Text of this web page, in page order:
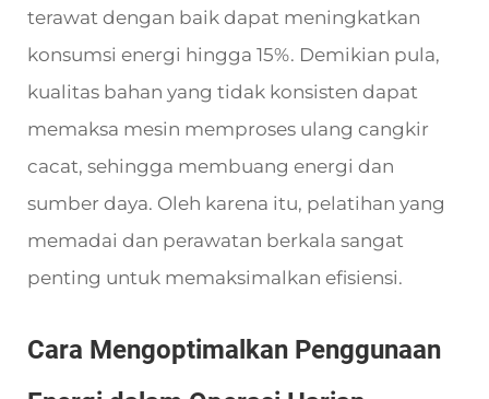
terawat dengan baik dapat meningkatkan
konsumsi energi hingga 15%. Demikian pula,
kualitas bahan yang tidak konsisten dapat
memaksa mesin memproses ulang cangkir
cacat, sehingga membuang energi dan
sumber daya. Oleh karena itu, pelatihan yang
memadai dan perawatan berkala sangat
penting untuk memaksimalkan efisiensi.
Cara Mengoptimalkan Penggunaan